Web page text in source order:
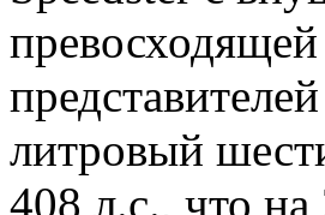
превосходящей
литровый
408 л.с., что